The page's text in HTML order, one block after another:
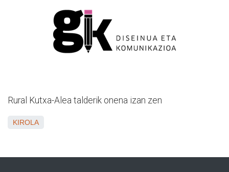
Rural Kutxa-Alea talderik onena izan zen
KIROLA